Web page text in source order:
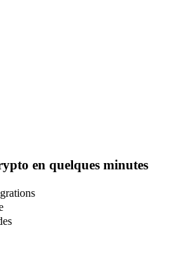
en quelques minutes